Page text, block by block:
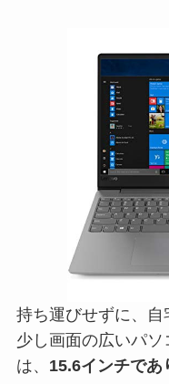
持ち運びせずに、自
少し画面の広いパ
は、 15.6インチで